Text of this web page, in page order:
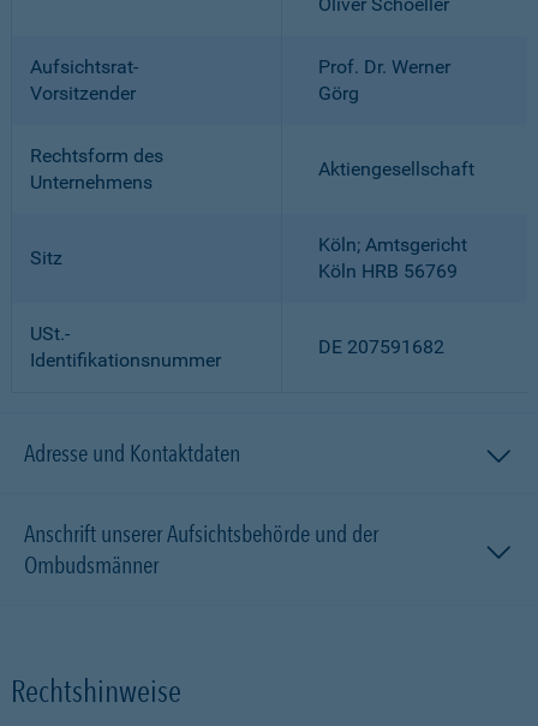
Aufsichtsrat-
Vorsitzender
Prof. Dr. Werner
Görg
Rechtsform des
Unternehmens
Aktiengesellschaft
Sitz
Köln; Amtsgericht
Köln HRB 56769
USt.-
Identifikationsnummer
DE 207591682
Adresse und Kontaktdaten
Anschrift unserer Aufsichtsbehörde und der
Ombudsmänner
Rechtshinweise